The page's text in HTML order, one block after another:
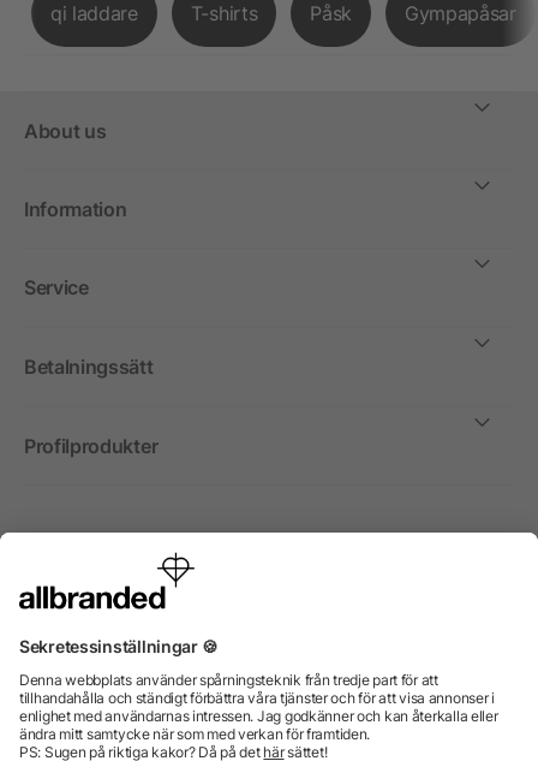
qi laddare T-shirts Påsk Gympapåsar
About us
Information
Service
Betalningssätt
Profilprodukter
Internationellt